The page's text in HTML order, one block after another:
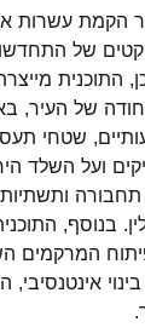
עשרות
של
התוכנית
של
שטחי
ועל השלד
בנוסף,
המרקמים